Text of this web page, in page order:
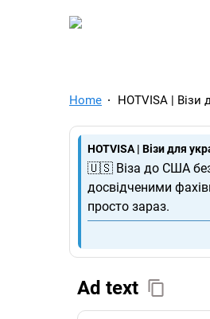
Home HOTVISA |
HOTVISA | Візи для
🇺🇸 Віза до США без
досвідченими
просто зараз.
Ad text